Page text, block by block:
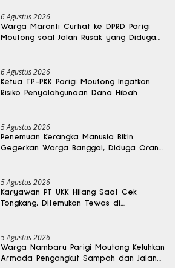
6 Agustus 2026
Warga Maranti Curhat ke DPRD Parigi
Moutong soal Jalan Rusak yang Diduga
6 Agustus 2026
Ketua TP-PKK Parigi Moutong Ingatkan
Risiko Penyalahgunaan Dana Hibah
5 Agustus 2026
Penemuan Kerangka Manusia Bikin
Gegerkan Warga Banggai, Diduga Orang
5 Agustus 2026
Karyawan PT UKK Hilang Saat Cek
Tongkang, Ditemukan Tewas di
5 Agustus 2026
Warga Nambaru Parigi Moutong Keluhkan
Armada Pengangkut Sampah dan Jalan